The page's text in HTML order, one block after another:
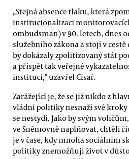
„Stejná absence tlaku, která
institucionalizaci
ombudsman) v 90. letech, dnes
služebního zákona a stojí v
by dokázaly zpolitizovaný stát
a přispět tak veřejné
institucí," uzavřel Císař.
Zarážející je, že se již nikdo z
vládní politiky nesnaží své
se nestydí. Jako by svým
ve Sněmovně naplňovat, chtěli
je v čase, kdy mnoha sociálním
politiky znemožňují život v